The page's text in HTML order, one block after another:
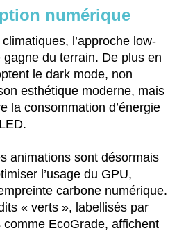
numérique
l’approche low-
du terrain. De plus en
le dark mode, non
esthétique moderne, mais
la consommation d’énergie
animations sont désormais
l’usage du GPU,
carbone numérique.
« verts », labellisés par
EcoGrade, affichent